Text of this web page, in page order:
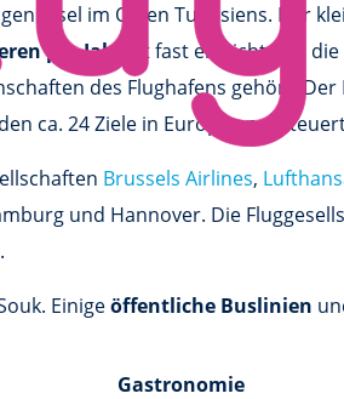
Insel im Osten Tunesiens. Der
pro Jahr
ist fast erreicht. Für
des Flughafens gehört.
ca. 24 Ziele in Europa
Brussels Airlines,
und Hannover. Die
Einigeöffentliche Buslinien
Gastronomie